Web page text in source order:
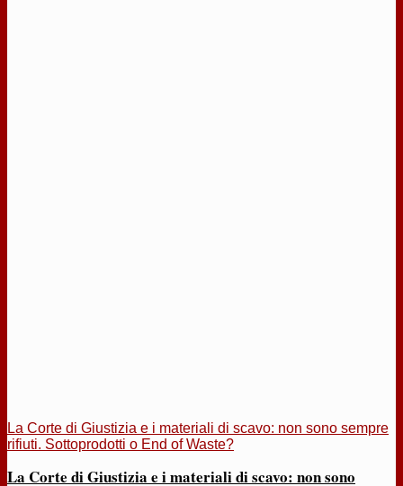
La Corte di Giustizia e i materiali di scavo: non sono sempre
rifiuti. Sottoprodotti o End of Waste?
La Corte di Giustizia e i materiali di scavo: non sono